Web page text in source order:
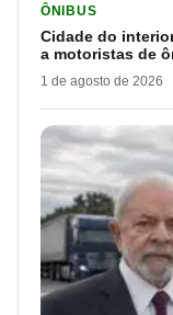
ÔNIBUS
Cidade do
a motoristas de
1 de agosto de 2026